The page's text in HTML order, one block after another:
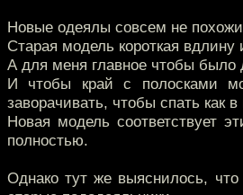
Новые одеялы совсем не
Старая модель короткая вдлину
А для меня главное чтобы было
И чтобы край с полосками
заворачивать, чтобы спать как
Новая модель соответствует
полностью.
Однако тут же выяснилось, что